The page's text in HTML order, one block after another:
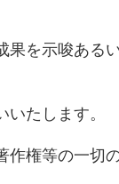
果を示唆ある
たします。
作権等の一切